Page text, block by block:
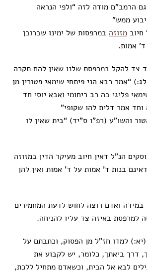
הרמב”ם מודה לזה “ולפי הנראה
ממש”
חיוב מזוזה במרפסות של ימינו שברובן
אמות.
צד להקל במרפסת שלנו שאין להם תקרה
“אמר רבא הני פיתחי שימאי פטורין מן
פליגי בה רב ריחומי ואבא יוסי חד
אמר דלית להו שקופי”
והשו”ע (רפ”ו ס”יד) “בית שאין לו
הנ”ל דאין חיוב מעיקר הדין במזוזה
בנות ד’ אמות על ד’ אמות ואין להן
במידה ואדם רוצה לחוש לדעת המחמירים
למרפסת באיזה צד עליו להניחה.
למדו חז”ל מן הפסוק, וכתבתם על
דרך ביאתך, כלומר, יש לקבוע את
לבא אל הבית, וכשאדם מתחיל ללכת,